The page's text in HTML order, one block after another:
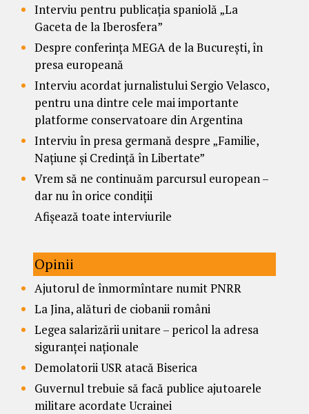
Interviu pentru publicația spaniolă „La
Gaceta de la Iberosfera”
Despre conferința MEGA de la București, în
presa europeană
Interviu acordat jurnalistului Sergio Velasco,
pentru una dintre cele mai importante
platforme conservatoare din Argentina
Interviu în presa germană despre „Familie,
Națiune și Credință în Libertate”
Vrem să ne continuăm parcursul european –
dar nu în orice condiții
Afișează toate interviurile
Opinii
Ajutorul de înmormîntare numit PNRR
La Jina, alături de ciobanii români
Legea salarizării unitare – pericol la adresa
siguranței naționale
Demolatorii USR atacă Biserica
Guvernul trebuie să facă publice ajutoarele
militare acordate Ucrainei